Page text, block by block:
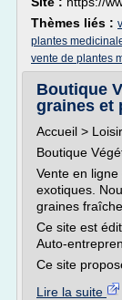
Thèmes liés :
plantes
vente de plantes
Boutique
graines et
Accueil >
Boutique
Vente en
exotiques.
graines
Ce site est
Auto-
Ce site
Lire la suite